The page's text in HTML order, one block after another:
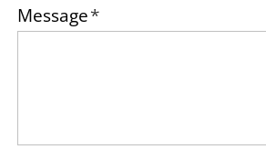
Message*